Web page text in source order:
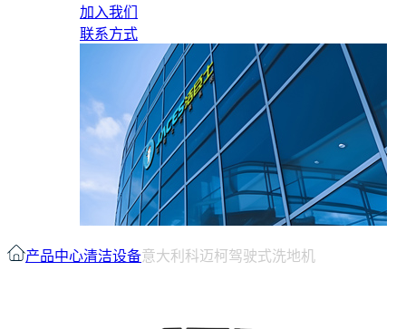
加入我们
联系方式
产品中心清洁设备意大利科迈柯驾驶式洗地机